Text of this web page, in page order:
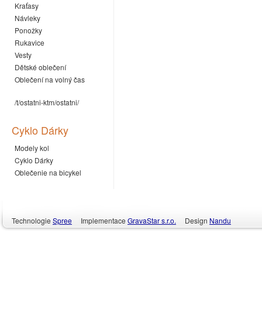
Kraťasy
Návleky
Ponožky
Rukavice
Vesty
Dětské oblečení
Oblečení na volný čas
/t/ostatni-ktm/ostatni/
Cyklo Dárky
Modely kol
Cyklo Dárky
Oblečenie na bicykel
Technologie Spree Implementace GravaStar s.r.o. Design Nandu